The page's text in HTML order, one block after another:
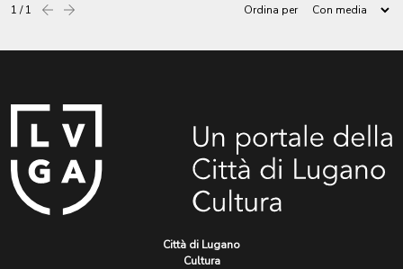
1 / 1 Precedentesuccessiva Ordina per
Città di Lugano
Cultura